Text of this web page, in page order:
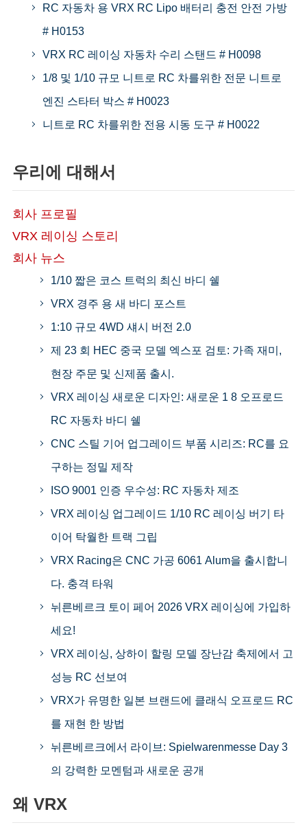
RC 자동차 용 VRX RC Lipo 배터리 충전 안전 가방
# H0153
VRX RC 레이싱 자동차 수리 스탠드 # H0098
1/8 및 1/10 규모 니트로 RC 차를위한 전문 니트로
엔진 스타터 박스 # H0023
니트로 RC 차를위한 전용 시동 도구 # H0022
우리에 대해서
회사 프로필
VRX 레이싱 스토리
회사 뉴스
1/10 짧은 코스 트럭의 최신 바디 쉘
VRX 경주 용 새 바디 포스트
1:10 규모 4WD 섀시 버전 2.0
제 23 회 HEC 중국 모델 엑스포 검토: 가족 재미,
현장 주문 및 신제품 출시.
VRX 레이싱 새로운 디자인: 새로운 1 8 오프로드
RC 자동차 바디 쉘
CNC 스틸 기어 업그레이드 부품 시리즈: RC를 요
구하는 정밀 제작
ISO 9001 인증 우수성: RC 자동차 제조
VRX 레이싱 업그레이드 1/10 RC 레이싱 버기 타
이어 탁월한 트랙 그립
VRX Racing은 CNC 가공 6061 Alum을 출시합니
다. 충격 타워
뉘른베르크 토이 페어 2026 VRX 레이싱에 가입하
세요!
VRX 레이싱, 상하이 할링 모델 장난감 축제에서 고
성능 RC 선보여
VRX가 유명한 일본 브랜드에 클래식 오프로드 RC
를 재현 한 방법
뉘른베르크에서 라이브: Spielwarenmesse Day 3
의 강력한 모멘텀과 새로운 공개
왜 VRX